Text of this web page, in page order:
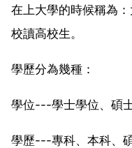
在上大學的時候稱為
校讀高校生。
學歷分為幾種：
學位---學士學位、碩
學歷---專科、本科、